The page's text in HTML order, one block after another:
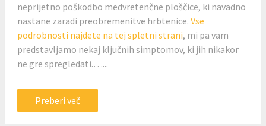
neprijetno poškodbo medvretenčne ploščice, ki navadno
nastane zaradi preobremenitve hrbtenice. Vse
podrobnosti najdete na tej spletni strani, mi pa vam
predstavljamo nekaj ključnih simptomov, ki jih nikakor
ne gre spregledati.…...
Preberi več